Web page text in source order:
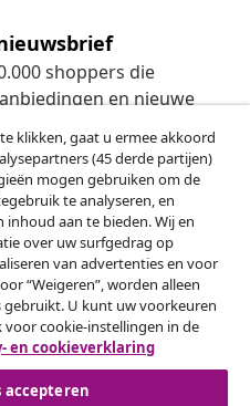
shoppers die
en nieuwe
indienen
overeenkomst
klikken, gaat u ermee akkoord
(45 derde partijen)
mogen gebruiken om de
te analyseren, en
aan te bieden. Wij en
over uw surfgedrag op
van advertenties en voor
“Weigeren”, worden alleen
gebruikt. U kunt uw voorkeuren
cookie-instellingen in de
en cookieverklaring
accepteren